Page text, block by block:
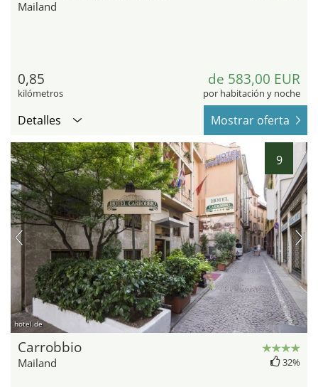
Mailand
0,85
kilómetros
de 583,00 EUR
por habitación y noche
Detalles Mostrar oferta
9
hotel.de
Carrobbio
Mailand 32%